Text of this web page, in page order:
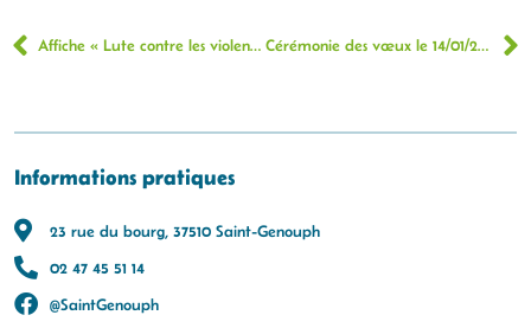
Affiche « Lute contre les violences conjugales » Cérémonie des vœux le 14/01/2026 à 19h00
Informations pratiques
23 rue du bourg, 37510 Saint-Genouph
02 47 45 51 14
@SaintGenouph